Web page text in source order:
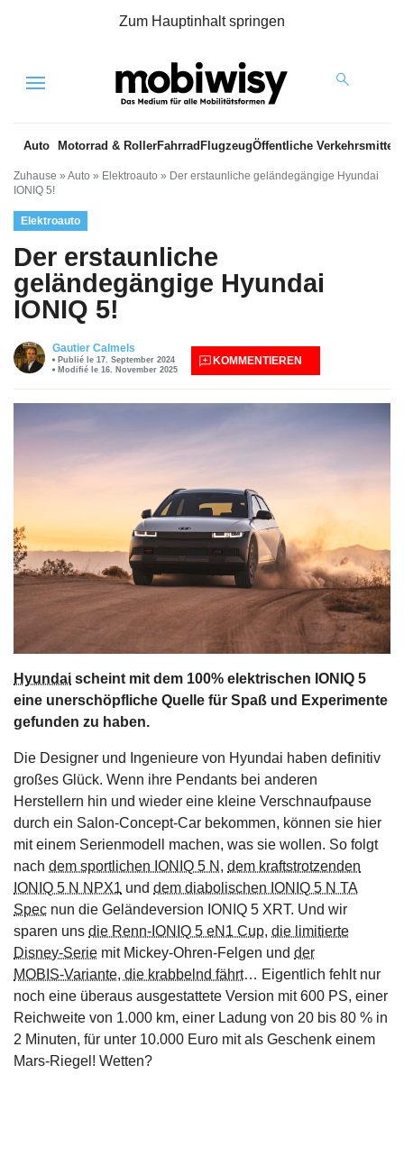
Zum Hauptinhalt springen
Menu
Auto Motorrad & RollerFahrrad FlugzeugÖffentliche Verkehrsmittel
Zuhause » Auto » Elektroauto » Der erstaunliche geländegängige Hyundai
IONIQ 5!
Elektroauto
Der erstaunliche
geländegängige Hyundai
IONIQ 5!
Gautier Calmels
Publié le 17. September 2024
Modifié le 16. November 2025
KOMMENTIEREN
Hyundai scheint mit dem 100% elektrischen IONIQ 5
eine unerschöpfliche Quelle für Spaß und Experimente
gefunden zu haben.
Die Designer und Ingenieure von Hyundai haben definitiv
großes Glück. Wenn ihre Pendants bei anderen
Herstellern hin und wieder eine kleine Verschnaufpause
durch ein Salon‑Concept‑Car bekommen, können sie hier
mit einem Serienmodell machen, was sie wollen. So folgt
nach dem sportlichen IONIQ 5 N , dem kraftstrotzenden
IONIQ 5 N NPX1 und dem diabolischen IONIQ 5 N TA
Spec nun die Geländeversion IONIQ 5 XRT. Und wir
sparen uns die Renn‑IONIQ 5 eN1 Cup, die limitierte
Disney‑Serie mit Mickey‑Ohren‑Felgen und der
MOBIS‑Variante, die krabbelnd fährt… Eigentlich fehlt nur
noch eine überaus ausgestattete Version mit 600 PS, einer
Reichweite von 1.000 km, einer Ladung von 20 bis 80 % in
2 Minuten, für unter 10.000 Euro mit als Geschenk einem
Mars‑Riegel! Wetten?